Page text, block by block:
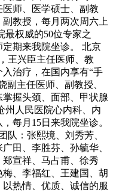
师、医学硕士、副教
教授，每月两次周六上
最权威的50位专家之
期来我院坐诊。 北京
王兴臣主任医师、教
治疗，在国内享有“手
副主任医师、副教授、
握头颈、面部、甲状腺
州人民医院心内科、内
每月15日来我院坐诊。
队：张熙境、刘秀芳、
田、李胜芬、孙毓华、
宣祥、马占甫、徐秀
、李福红、王建国、胡
热情、优质、诚信的服